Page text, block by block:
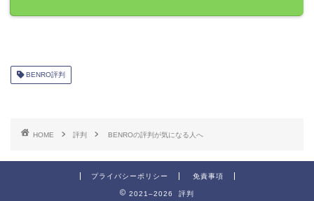
BENRO評判
HOME 評判 BENROの評判が気になる人へ
プライバシーポリシー 免責事項
2021–2026 評判